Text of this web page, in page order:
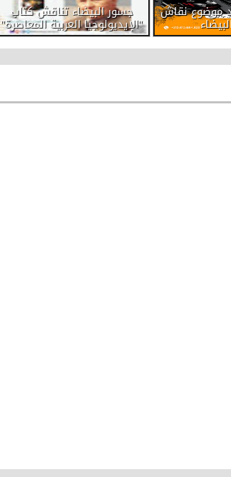
موضوع نقاش جسور البيضاء تناقش كتاب
"الإيديولوجيا العربية المعاصرة"